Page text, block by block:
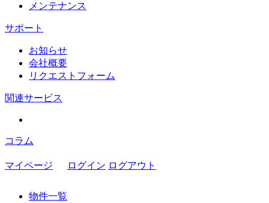
メンテナンス
サポート
お知らせ
会社概要
リクエストフォーム
関連サービス
コラム
マイページ ログイン ログアウト
物件一覧